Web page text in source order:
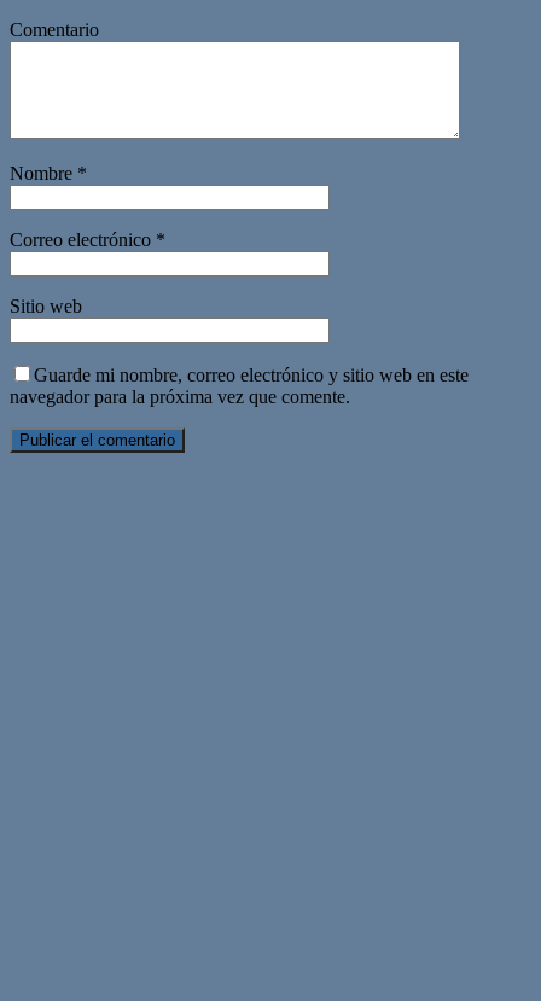
Comentario
Nombre *
Correo electrónico *
Sitio web
Guarde mi nombre, correo electrónico y sitio web en este
navegador para la próxima vez que comente.